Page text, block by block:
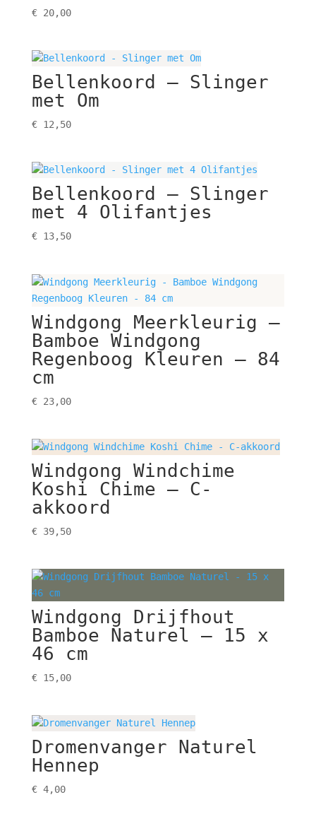
€20,00
Bellenkoord – Slinger
met Om
€12,50
Bellenkoord – Slinger
met 4 Olifantjes
€13,50
Windgong Meerkleurig –
Bamboe Windgong
Regenboog Kleuren – 84
cm
€23,00
Windgong Windchime
Koshi Chime – C-
akkoord
€39,50
Windgong Drijfhout
Bamboe Naturel – 15 x
46 cm
€15,00
Dromenvanger Naturel
Hennep
€4,00